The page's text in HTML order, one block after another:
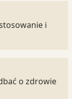
i
o zdrowie